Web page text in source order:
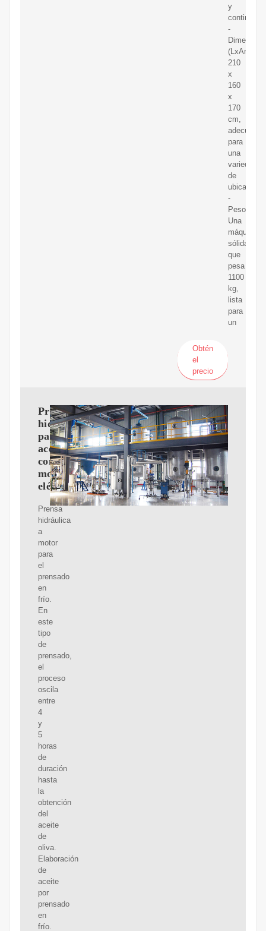
y
continuo
-
(LxAnxAl):
210
x
160
x
170
cm,
adecuadas
para
una
variedad
de
-
Peso:
Una
máquina
sólida
que
pesa
1100
kg,
lista
para
un
Obtén
el
precio
Prensa
hidráulica
para
aceitunas
con
motor
eléctrico
Prensa
hidráulica
a
motor
para
el
prensado
en
frío.
En
este
tipo
de
prensado,
el
proceso
oscila
entre
4
y
5
horas
de
duración
hasta
la
obtención
del
aceite
de
oliva.
Elaboración
de
aceite
por
prensado
en
frío.